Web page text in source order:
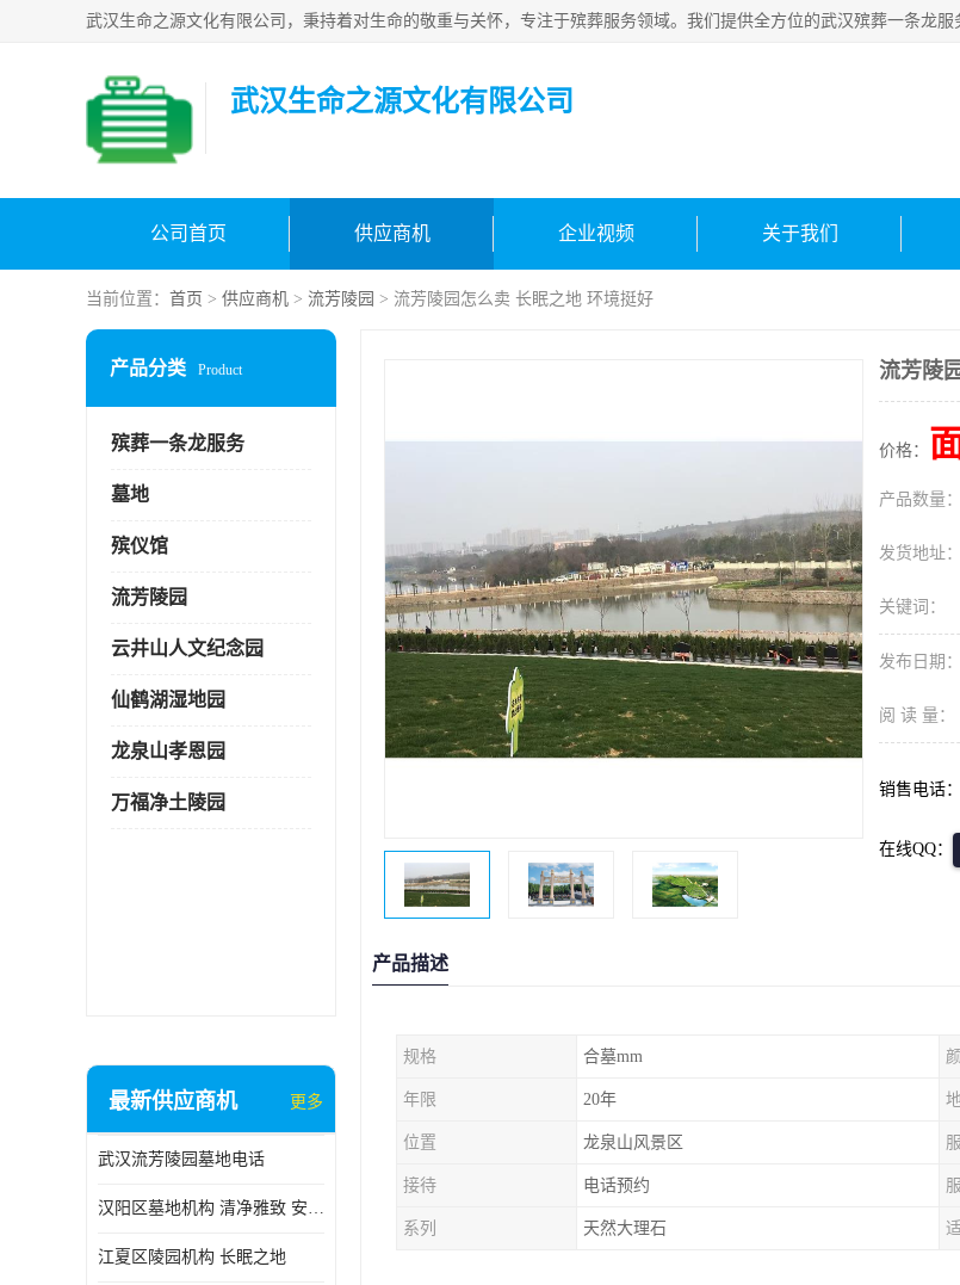
武汉生命之源文化有限公司
公司首页 供应商机 企业视频 关于我们
当前位置： 首页 > 供应商机 > 流芳陵园 > 流芳陵园怎么卖 长眠之地 环境挺好
产品分类 Product
殡葬一条龙服务
墓地
殡仪馆
流芳陵园
云井山人文纪念园
仙鹤湖湿地园
龙泉山孝恩园
万福净土陵园
最新供应商机 更多
武汉流芳陵园墓地电话
汉阳区墓地机构 清净雅致 安息之所
江夏区陵园机构 长眠之地
流芳陵
价格：
产品数量：
发货地址：
关键词：
发布日期：
阅 读 量：
销售电话：
在线QQ：
产品描述
规格 合墓mm
年限 20年
位置 龙泉山风景区
接待 电话预约
系列 天然大理石